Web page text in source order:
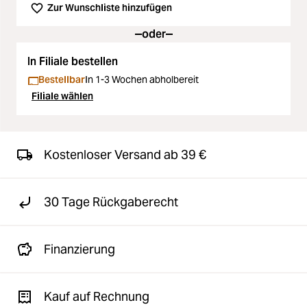
Zur Wunschliste hinzufügen
oder
In Filiale bestellen
BestellbarIn 1-3 Wochen abholbereit
Filiale wählen
Kostenloser Versand ab 39 €
30 Tage Rückgaberecht
Finanzierung
Kauf auf Rechnung